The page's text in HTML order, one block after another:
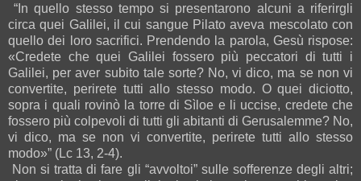
“In quello stesso tempo si presentarono alcuni a riferirgli
circa quei Galilei, il cui sangue Pilato aveva mescolato con
quello dei loro sacrifici. Prendendo la parola, Gesù rispose:
«Credete che quei Galilei fossero più peccatori di tutti i
Galilei, per aver subito tale sorte? No, vi dico, ma se non vi
convertite, perirete tutti allo stesso modo. O quei diciotto,
sopra i quali rovinò la torre di Sìloe e li uccise, credete che
fossero più colpevoli di tutti gli abitanti di Gerusalemme? No,
vi dico, ma se non vi convertite, perirete tutti allo stesso
modo»” (Lc 13, 2-4).
Non si tratta di fare gli “avvoltoi” sulle sofferenze degli altri;